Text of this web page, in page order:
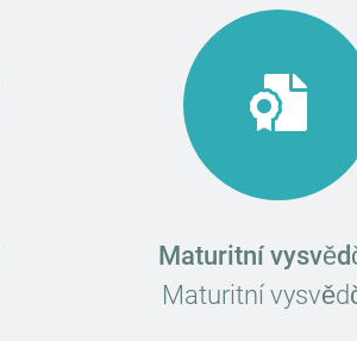
Maturitní
Maturitní